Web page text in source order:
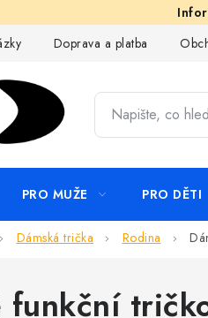
Doprava a platba
PRO MUŽE PRO DĚTI
Dámská trička Rodina
funkční